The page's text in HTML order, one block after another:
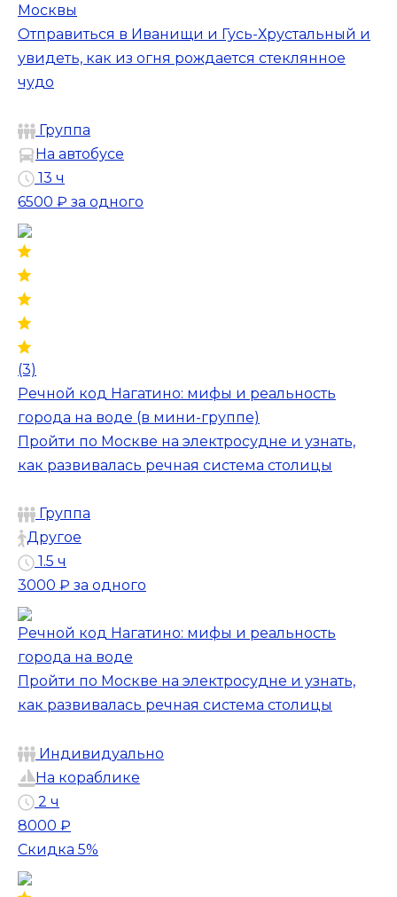
Москвы
Отправиться в Иванищи и Гусь-Хрустальный и
увидеть, как из огня рождается стеклянное
чудо
Группа
На автобусе
13 ч
6500 ₽ за одного
(3)
Речной код Нагатино: мифы и реальность
города на воде (в мини-группе)
Пройти по Москве на электросудне и узнать,
как развивалась речная система столицы
Группа
Другое
1.5 ч
3000 ₽ за одного
Речной код Нагатино: мифы и реальность
города на воде
Пройти по Москве на электросудне и узнать,
как развивалась речная система столицы
Индивидуально
На кораблике
2 ч
8000 ₽
Скидка 5%